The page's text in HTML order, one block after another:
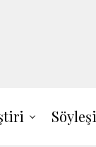
Söyleşi